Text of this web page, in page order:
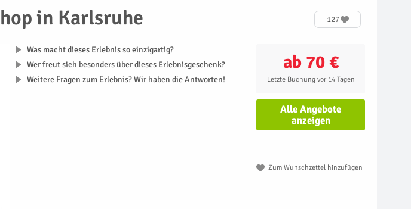
in Karlsruhe 127
ab 70 €
Letzte Buchung vor 14 Tagen
Alle Angebote
anzeigen
Zum Wunschzettel hinzufügen
Was macht dieses Erlebnis so einzigartig?
Wer freut sich besonders über dieses Erlebnisgeschenk?
Weitere Fragen zum Erlebnis? Wir haben die Antworten!